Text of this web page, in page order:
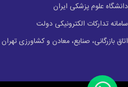
دانشگاه علوم پزشکی ایران
سامانه تدارکات الکترونیکی دولت
اتاق بازرگانی، صنایع، معادن و کشاورزی تهران